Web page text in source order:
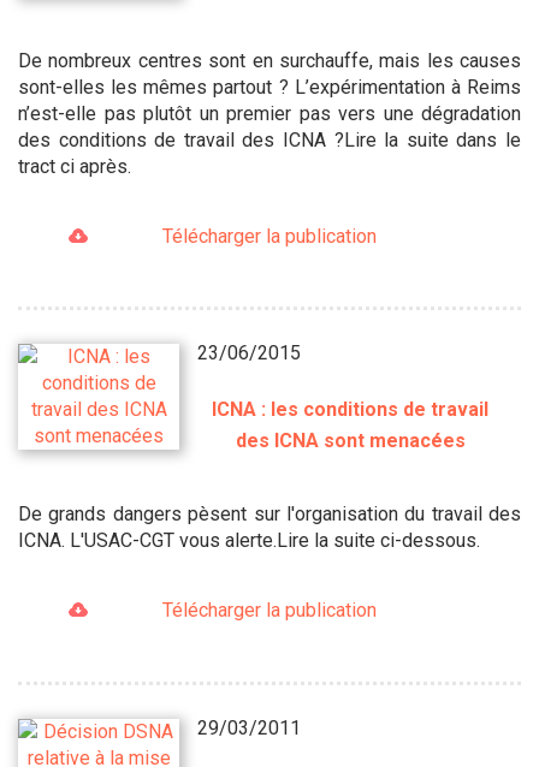
De nombreux centres sont en surchauffe, mais les causes
sont-elles les mêmes partout ? L’expérimentation à Reims
n’est-elle pas plutôt un premier pas vers une dégradation
des conditions de travail des ICNA ?Lire la suite dans le
tract ci après.
Télécharger la publication
23/06/2015
ICNA : les conditions de travail
des ICNA sont menacées
De grands dangers pèsent sur l'organisation du travail des
ICNA. L'USAC-CGT vous alerte.Lire la suite ci-dessous.
Télécharger la publication
29/03/2011